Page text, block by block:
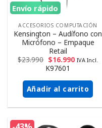
Envío rápido
ACCESORIOS COMPUTACIÓN
Kensington – Audífono con
Micrófono – Empaque
Retail
$23.990 $16.990 IVA Incl.
K97601
Añadir al carrito